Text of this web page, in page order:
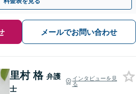
メールでお問い合わせ
里村 格 弁護
士
インタビューを見
る